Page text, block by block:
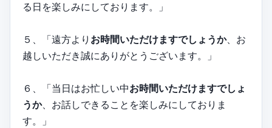
る日を楽しみにしております。」
５、「遠方より お時間いただけますでしょうか、お
越しいただき誠にありがとうございます。」
６、「当日はお忙しい中お時間いただけますでしょ
うか、お話しできることを楽しみにしておりま
す。」